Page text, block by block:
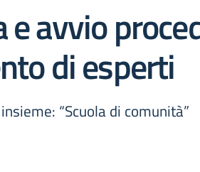
avvio
di esperti
“Scuola di comunità”